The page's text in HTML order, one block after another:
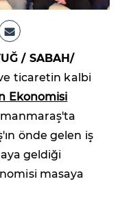
/ SABAH/
ticaretin kalbi
Ekonomisi
önde gelen iş
geldiği
masaya